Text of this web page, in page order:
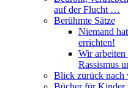
auf der Flucht …
Berühmte Sätze
Niemand
errichten!
Wir arbeiten
Rassismus
Blick zurück nach